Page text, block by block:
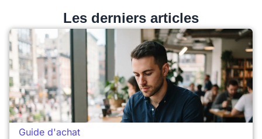
Les derniers articles
Guide d'achat